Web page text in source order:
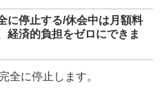
に停止する/休会中は月額料
経済的負担をゼロにできま
全に停止します。